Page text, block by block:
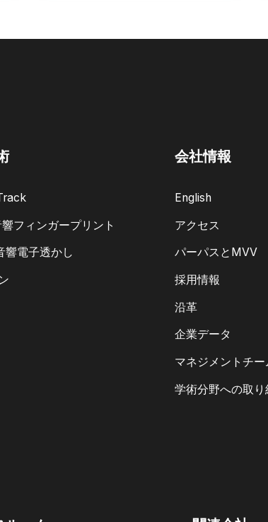
フィンガープリント
響電子透かし
会社情報
English
アクセス
パーパスとMVV
採用情報
沿革
企業データ
マネジメントチー
学術分野への取り